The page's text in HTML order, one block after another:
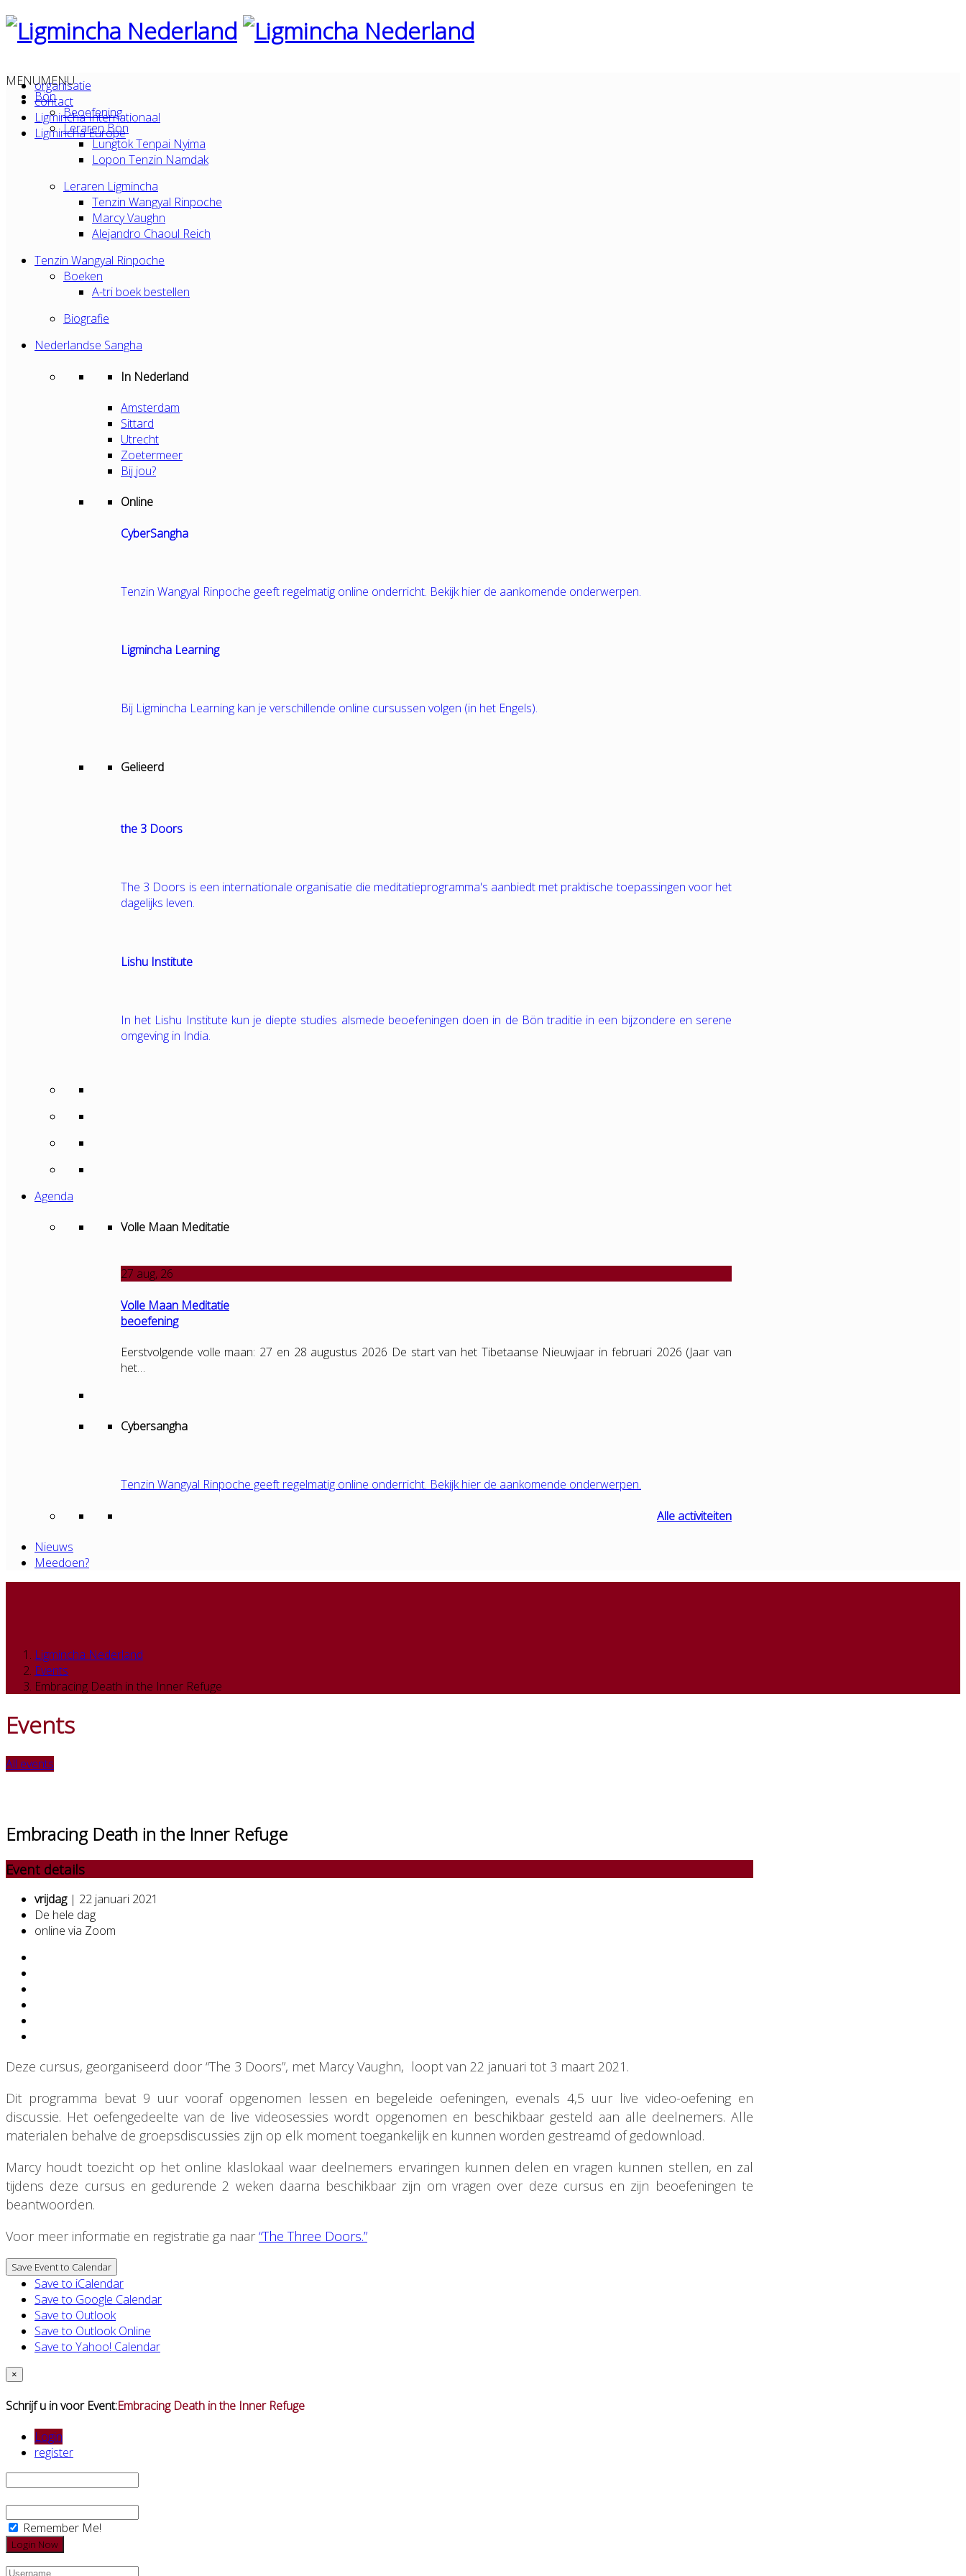
organisatie
contact
Ligmincha Internationaal
Ligmincha Europe
MENUMENU
Bön
Beoefening
Leraren Bön
Lungtok Tenpai Nyima
Lopon Tenzin Namdak
Leraren Ligmincha
Tenzin Wangyal Rinpoche
Marcy Vaughn
Alejandro Chaoul Reich
Tenzin Wangyal Rinpoche
Boeken
A-tri boek bestellen
Biografie
Nederlandse Sangha
In Nederland
Amsterdam
Sittard
Utrecht
Zoetermeer
Bij jou?
Online
CyberSangha
Tenzin Wangyal Rinpoche geeft regelmatig online onderricht. Bekijk hier de aankomende onderwerpen.
Ligmincha Learning
Bij Ligmincha Learning kan je verschillende online cursussen volgen (in het Engels).
Gelieerd
the 3 Doors
The 3 Doors is een internationale organisatie die meditatieprogramma's aanbiedt met praktische toepassingen voor het
dagelijks leven.
Lishu Institute
In het Lishu Institute kun je diepte studies alsmede beoefeningen doen in de Bön traditie in een bijzondere en serene
omgeving in India.
Agenda
Volle Maan Meditatie
27 aug, 26
Volle Maan Meditatie
beoefening
Eerstvolgende volle maan: 27 en 28 augustus 2026 De start van het Tibetaanse Nieuwjaar in februari 2026 (Jaar van
het…
Cybersangha
Tenzin Wangyal Rinpoche geeft regelmatig online onderricht. Bekijk hier de aankomende onderwerpen.
Alle activiteiten
Nieuws
Meedoen?
Ligmincha Nederland
Events
Embracing Death in the Inner Refuge
Events
All events
Embracing Death in the Inner Refuge
Event details
vrijdag| 22 januari 2021
De hele dag
online via Zoom
Deze cursus, georganiseerd door “The 3 Doors”, met Marcy Vaughn, loopt van 22 januari tot 3 maart 2021.
Dit programma bevat 9 uur vooraf opgenomen lessen en begeleide oefeningen, evenals 4,5 uur live video-oefening en
discussie. Het oefengedeelte van de live videosessies wordt opgenomen en beschikbaar gesteld aan alle deelnemers. Alle
materialen behalve de groepsdiscussies zijn op elk moment toegankelijk en kunnen worden gestreamd of gedownload.
Marcy houdt toezicht op het online klaslokaal waar deelnemers ervaringen kunnen delen en vragen kunnen stellen, en zal
tijdens deze cursus en gedurende 2 weken daarna beschikbaar zijn om vragen over deze cursus en zijn beoefeningen te
beantwoorden.
Voor meer informatie en registratie ga naar “The Three Doors.”
Save Event to Calendar
Save to iCalendar
Save to Google Calendar
Save to Outlook
Save to Outlook Online
Save to Yahoo! Calendar
×
Schrijf u in voor Event:Embracing Death in the Inner Refuge
Login
register
Remember Me!